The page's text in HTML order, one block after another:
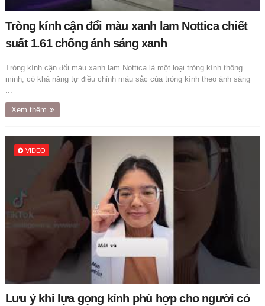
Tròng kính cận đổi màu xanh lam Nottica chiết
suất 1.61 chống ánh sáng xanh
Tròng kính cận đổi màu xanh lam Nottica là một loại tròng kính thông
minh, có khả năng tự điều chỉnh màu sắc của tròng kính theo ánh sáng
...
Xem thêm
VIDEO
Lưu ý khi lựa gọng kính phù hợp cho người có